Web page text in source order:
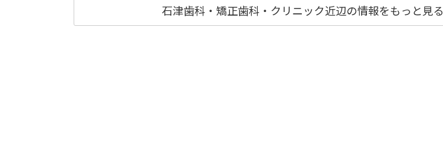
石津歯科・矯正歯科・クリニック近辺の情報をもっと見る